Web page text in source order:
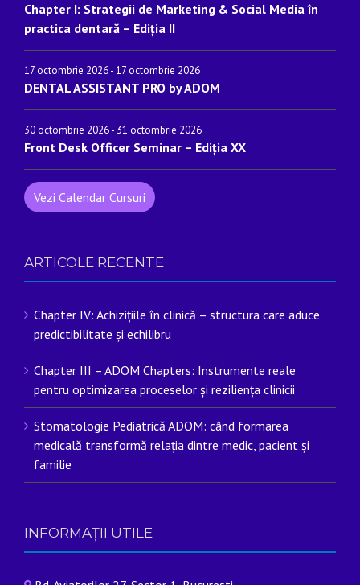
Chapter I: Strategii de Marketing & Social Media în
practica dentară – Ediția II
17 octombrie 2026-17 octombrie 2026
DENTAL ASSISTANT PRO by ADOM
30 octombrie 2026- 31 octombrie 2026
Front Desk Officer Seminar – Ediția XX
Vezi Calendar Cursuri
ARTICOLE RECENTE
Chapter IV: Achizițiile în clinică – structura care aduce
predictibilitate și echilibru
Chapter III – ADOM Chapters: Instrumente reale
pentru optimizarea proceselor și reziliența clinicii
Stomatologie Pediatrică ADOM: când formarea
medicală transformă relația dintre medic, pacient și
familie
INFORMAȚII UTILE